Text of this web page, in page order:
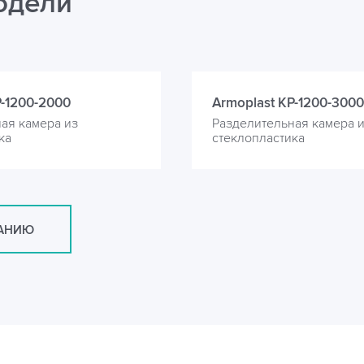
1200-2000
камера из
Armoplast KP-1200-3000
Разделительная камера
стеклопластика